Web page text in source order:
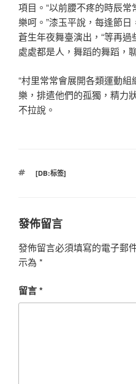
項目。“以前腰不疼的時辰常
樂呵。”漆玉平說，每逢節
蒼生年夜舞臺演出，“等再
處處都是人，舞蹈的舞蹈，
“村里常常會展開各類運動
樂，排遣他們的孤獨，精力
不拉說。
標
[DB:标签]
發佈留言
發佈留言必須填寫的電子郵
示為 *
留言*